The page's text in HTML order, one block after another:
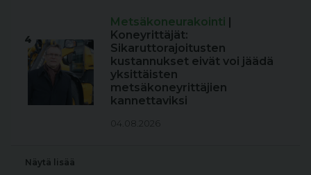
4
Metsäkoneurakointi |
Koneyrittäjät:
Sikaruttorajoitusten
kustannukset eivät voi jäädä
yksittäisten
metsäkoneyrittäjien
kannettaviksi
04.08.2026
Näytä lisää